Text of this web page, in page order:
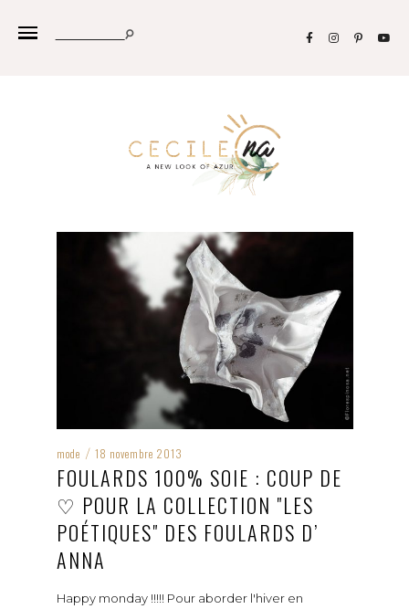
mode / 18 novembre 2013
FOULARDS 100% SOIE : COUP DE
♡ POUR LA COLLECTION "LES
POÉTIQUES" DES FOULARDS D’
ANNA
Happy monday !!!!! Pour aborder l'hiver en